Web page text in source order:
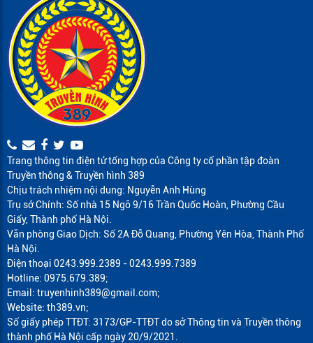
Trang thông tin điện tử tổng hợp của Công ty cổ phần tập đoàn
Truyền thông & Truyền hình 389
Chịu trách nhiệm nội dung: Nguyễn Anh Hùng
Trụ sở Chính: Số nhà 15 Ngõ 9/16 Trần Quốc Hoàn, Phường Cầu
Giấy, Thành phố Hà Nội.
Văn phòng Giao Dịch: Số 2A Đỗ Quang, Phường Yên Hòa, Thành Phố
Hà Nội.
Điện thoại 0243.999.2389 - 0243.999.7389
Hotline: 0975.679.389;
Email: truyenhinh389@gmail.com;
Website: th389.vn;
Số giấy phép TTĐT: 3173/GP-TTĐT do sở Thông tin và Truyền thông
thành phố Hà Nội cấp ngày 20/9/2021.